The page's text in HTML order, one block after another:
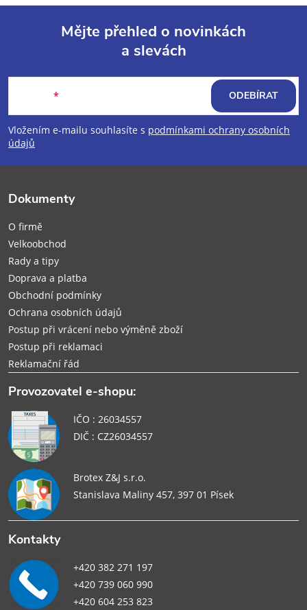
p
a
Mějte přehled o novinkách
a slevách
Vložením e-mailu souhlasíte s podmínkami ochrany osobních
údajů
ODEBÍRAT
Dokumenty
O firmě
Velkoobchod
Rady a tipy
Doprava a platba
Obchodní podmínky
Ochrana osobních údajů
Postup při vrácení nebo výměně zboží
Postup při reklamaci
Reklamační řád
Provozovatel e-shopu:
IČO : 26034557
DIČ : CZ26034557
Brotex Z&J s.r.o.
Stanislava Maliny 457, 397 01 Písek
Kontakty
+420 382 271 197
+420 739 060 990
+420 604 253 823